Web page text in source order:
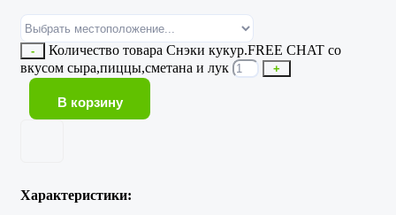
-
Количество товара Снэки кукур.FREE CHAT со
вкусом сыра,пиццы,сметана и лук
+
В корзину
Характеристики: